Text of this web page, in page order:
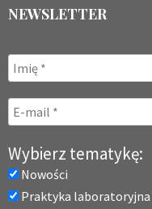
NEWSLETTER
Wybierz tematykę:
Nowości
Praktyka laboratoryjna